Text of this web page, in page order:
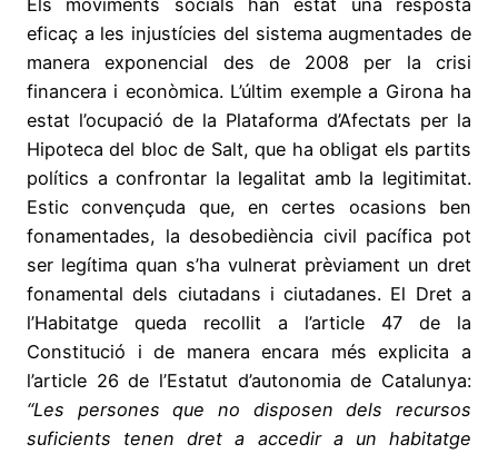
eficaç a les injustícies del sistema augmentades de
manera exponencial des de 2008 per la crisi
financera i econòmica. L’últim exemple a Girona ha
estat l’ocupació de la Plataforma d’Afectats per la
Hipoteca del bloc de Salt, que ha obligat els partits
polítics a confrontar la legalitat amb la legitimitat.
Estic convençuda que, en certes ocasions ben
fonamentades, la desobediència civil pacífica pot
ser legítima quan s’ha vulnerat prèviament un dret
fonamental dels ciutadans i ciutadanes. El Dret a
l’Habitatge queda recollit a l’article 47 de la
Constitució i de manera encara més explicita a
l’article 26 de l’Estatut d’autonomia de Catalunya:
“Les persones que no disposen dels recursos
suficients tenen dret a accedir a un habitatge